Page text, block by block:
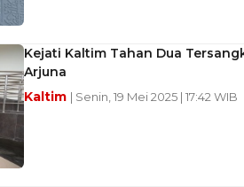
Kejati Kaltim Tahan Dua
Arjuna
Kaltim | Senin, 19 Mei 2025 | 17:42 WIB